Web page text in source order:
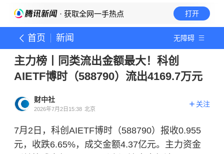
· 获取全网一手热点 打开
首页 新闻 无障碍
主力榜丨同类流出金额最大！科创
AIETF博时（588790）流出4169.7万元
财中社
2026年7月2日15:38 北京
关注
7月2日，科创AIETF博时（588790）报收0.955
元，收跌6.65%，成交金额4.37亿元。主力资金